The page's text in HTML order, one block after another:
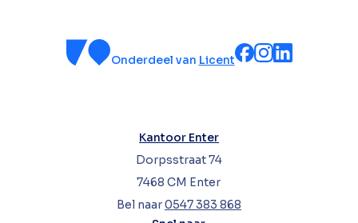
Onderdeel van Licent
Kantoor Enter
Dorpsstraat 74
7468 CM Enter
Bel naar0547 383 868